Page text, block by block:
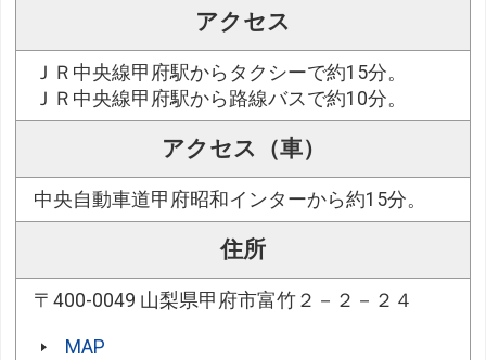
アクセス
ＪＲ中央線甲府駅からタクシーで約15分。
ＪＲ中央線甲府駅から路線バスで約10分。
アクセス（車）
中央自動車道甲府昭和インターから約15分。
住所
〒400-0049 山梨県甲府市富竹２－２－２４
MAP